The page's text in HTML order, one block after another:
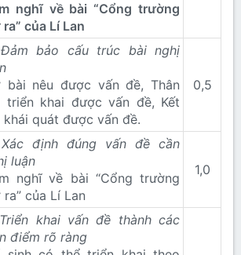
nghĩ về bài “Cổng trường
ra” của Lí Lan
bảo cấu trúc bài nghị
bài nêu được vấn đề, Thân
triển khai được vấn đề, Kết
khái quát được vấn đề.
0,5​
định đúng vấn đề cần
luận
nghĩ về bài “Cổng trường
ra” của Lí Lan
1,0​
khai vấn đề thành các
điểm rõ ràng